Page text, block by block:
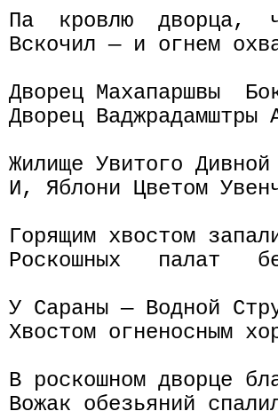
Па  кровлю  дворца,
Вскочил — и огнем
Дворец Махапаршвы
Дворец Ваджрадамштры
Жилище Увитого
И, Яблони Цветом
Горящим хвостом
Роскошных   палат
У Сараны — Водной
Хвостом огненосным
В роскошном дворце
Вожак обезьяний